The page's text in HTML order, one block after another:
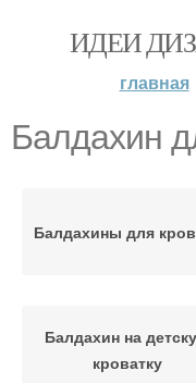
ИДЕИ
главная
Балдахин
Балдахины для
Балдахин на
кроватку